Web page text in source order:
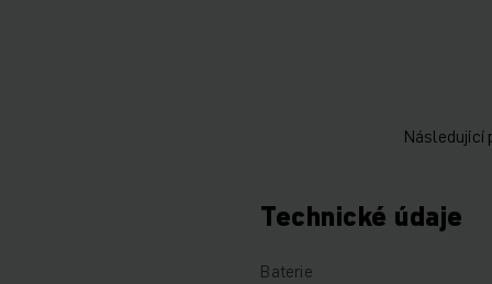
Následující
Technické údaje
Baterie